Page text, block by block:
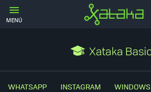
MENÚ
WHATSAPP INSTAGRAM WINDOWS